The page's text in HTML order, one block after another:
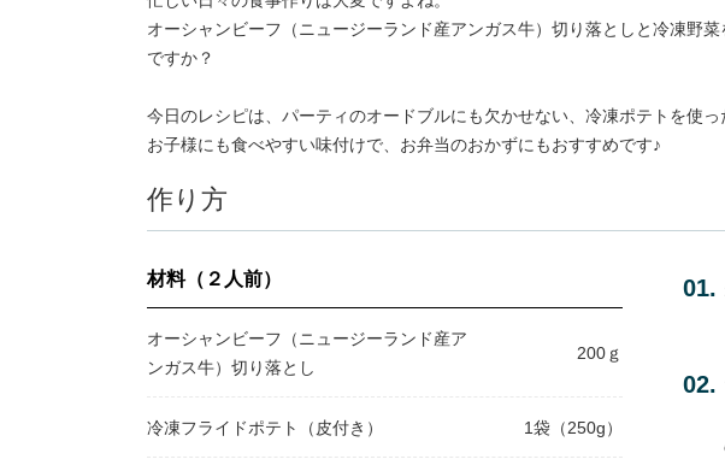
オーシャンビーフ（ニュージーランド産アンガス牛）切り落としと冷凍野
ですか？
今日のレシピは、パーティのオードブルにも欠かせない、冷凍ポテトを使っ
お子様にも食べやすい味付けで、お弁当のおかずにもおすすめです♪
作り方
材料（２人前）
オーシャンビーフ（ニュージーランド産ア
ンガス牛）切り落とし
200ｇ
冷凍フライドポテト（皮付き） 1袋（250g）